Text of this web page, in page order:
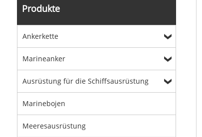
Produkte
Ankerkette
Marineanker
Ausrüstung für die Schiffsausrüstung
Marinebojen
Meeresausrüstung